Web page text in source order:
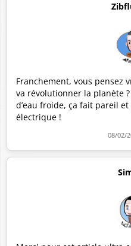
Franchement, vous pensez
va révolutionner la planète
d’eau froide, ça fait pareil
électrique !
08/02/